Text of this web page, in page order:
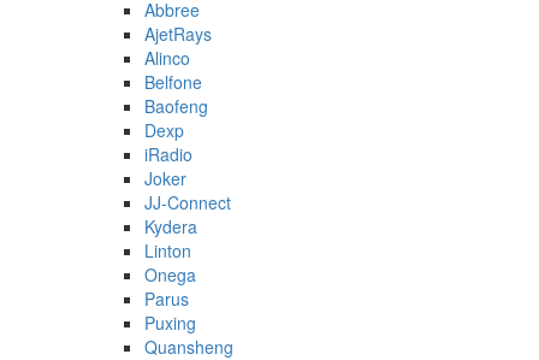
Abbree
AjetRays
Alinco
Belfone
Baofeng
Dexp
iRadio
Joker
JJ-Connect
Kydera
Linton
Onega
Parus
Puxing
Quansheng